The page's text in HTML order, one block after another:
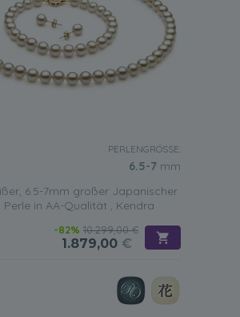
PERLENGRÖSSE:
6.5-7 mm
6.5-7mm großer Japanischer
Perle in AA-Qualität , Kendra
-82% 10.299,00 €
1.879,00 €